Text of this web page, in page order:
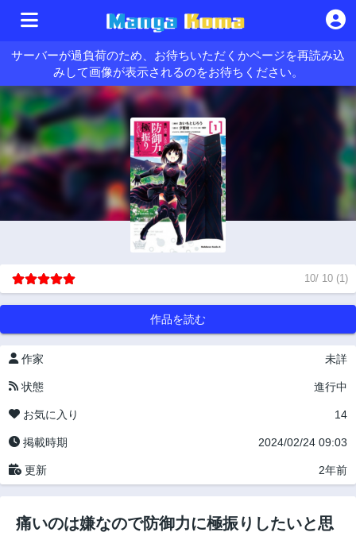
サーバーが過負荷のため、お待ちいただくかページを再読み込
みして画像が表示されるのをお待ちください。
10/ 10 (1)
作品を読む
作家 未詳
状態 進行中
お気に入り 14
掲載時期 2024/02/24 09:03
更新 2年前
痛いのは嫌なので防御力に極振りしたいと思